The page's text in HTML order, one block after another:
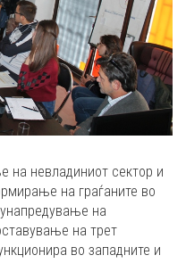
на невладиниот сектор и
на граѓаните во
на
на трет
во западните и